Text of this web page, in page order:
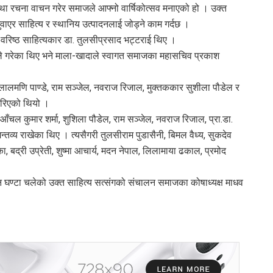
रचना वाचन गरेर समाजले आफ्नो वार्षिकोत्सव मनाएको हो । उक्त
साहित्य र स्थानिय उत्पादनलाई जोड्ने काम गर्दछ ।
साहित्यकार डा. तुलसीप्रसाद भट्टराई थिए ।
गरेका थिए भने माला-खादाले स्वागत समाजका महासचिव प्रकाश
पाण्डे, राम सञ्जेल, नवराज रिजाल, मुक्तककार सुशीला पौडेल र
थियो ।
कुमार शर्मा, शुशिला पौडेल, राम सञ्जेल, नवराज रिजाल, प्रा.डा.
राखेका थिए । त्यसैगरी तुलसीराम पुडासैनी, बिमल वैध्य, सुकदेव
बद्री उप्रेती, शुष्मा आचार्य, मदन नेपाल, लिलामाया ढकाल, प्रमोद
घण्टा चलेको उक्त साहित्य सत्संगको संचालन समाजका कोषाध्यक्ष माधव